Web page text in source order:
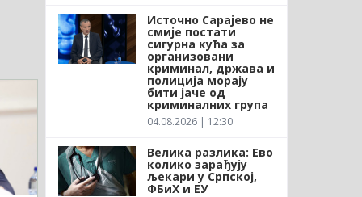
Источно Сарајево не
смије постати
сигурна кућа за
организовани
криминал, држава и
полиција морају
бити јаче од
криминалних група
04.08.2026 | 12:30
Велика разлика: Ево
колико зарађују
љекари у Српској,
ФБиХ и ЕУ